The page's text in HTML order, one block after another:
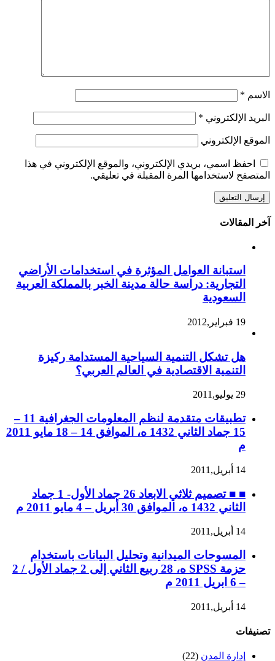
الاسم *
البريد الإلكتروني *
الموقع الإلكتروني
احفظ اسمي، بريدي الإلكتروني، والموقع الإلكتروني في هذا
المتصفح لاستخدامها المرة المقبلة في تعليقي.
آخر المقالات
استبانة العوامل المؤثرة في استخدامات الأراضي
التجارية: دراسة حالة مدينة الخبر بالمملكة العربية
السعودية
19 فبراير,2012
هل تشكل التنمية السياحية المستدامة ركيزة
التنمية الاقتصادية في العالم العربي؟
29 يوليو,2011
تطبيقات متقدمة لنظم المعلومات الجغرافية 11 –
15 جماد الثاني 1432 ه، الموافق 14 – 18 مايو 2011
م
14 أبريل,2011
■ ■ تصميم ثلاثي الابعاد 26 جماد الأول- 1 جماد
الثاني 1432 ه، الموافق 30 أبريل – 4 مايو 2011 م
14 أبريل,2011
المسوحات الميدانية وتحليل البيانات باستخدام
حزمة SPSS ه، 28 ربيع الثاني إلى 2 جماد الأول / 2
– 6 ابريل 2011 م
14 أبريل,2011
تصنيفات
إدارة المدن (22)